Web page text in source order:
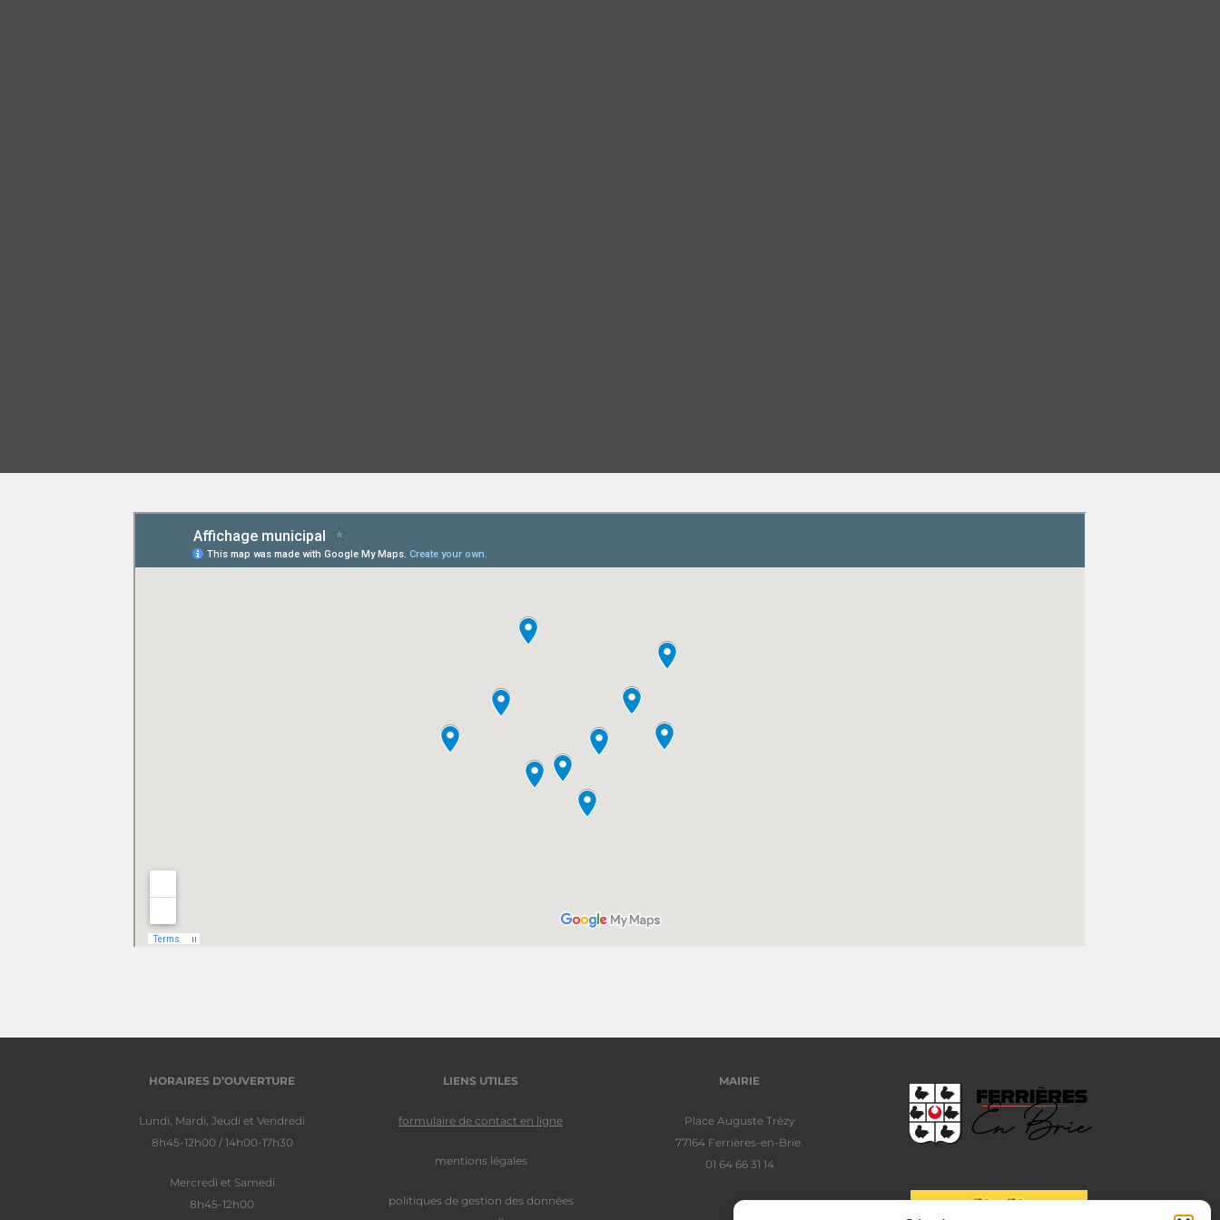
HORAIRES D’OUVERTURE
Lundi, Mardi, Jeudi et Vendredi
8h45-12h00 / 14h00-17h30
Mercredi et Samedi
8h45-12h00
LIENS UTILES
formulaire de contact en ligne
mentions légales
politiques de gestion des données
MAIRIE
Place Auguste Trézy
77164 Ferrières-en-Brie
01 64 66 31 14